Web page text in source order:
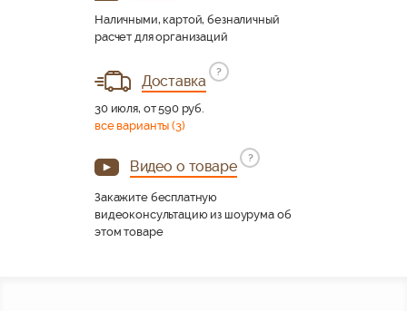
Наличными, картой, безналичный
расчет для организаций
Доставка
?
30 июля, от 590 руб.
все варианты (3)
Видео о товаре
?
Закажите бесплатную
видеоконсультацию из шоурума об
этом товаре